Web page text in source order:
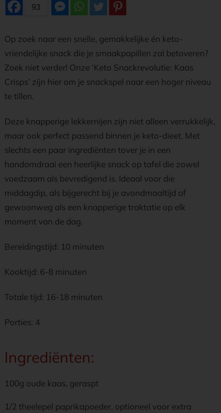
93
Op zoek naar een snelle, gemakkelijke én keto-
vriendelijke snack die je smaakpapillen zal betoveren?
Zoek niet verder! Onze ‘Keto Snackrevolutie: Kaas
Crisps’ zijn hier om je snackspel naar een hoger niveau
te tillen.
Deze knapperige lekkernijen zijn niet alleen verrukkelijk,
maar ook perfect passend binnen je keto-dieet. Met
slechts een paar ingrediënten tover je in een
handomdraai een heerlijke snack op tafel die zowel
voedzaam als bevredigend is. Ideaal voor die
middagdip, als bijgerecht bij je avondmaaltijd of
gewoonweg als een knapperige traktatie op elk
moment van de dag.
Bereidingstijd: 10 minuten
Kooktijd: 6-8 minuten
Totale tijd: 16-18 minuten
Porties: 4
Ingrediënten:
100g oude kaas, geraspt
1/2 theelepel paprikapoeder, optioneel voor extra